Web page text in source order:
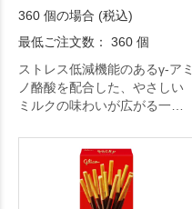
360 個の場合 (税込)
最低ご注文数： 360 個
ストレス低減機能のあるγ-アミ
ノ酪酸を配合した、やさしい
ミルクの味わいが広がる一口